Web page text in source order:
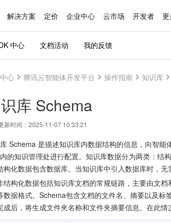
解决方案 定价 企业中心 云市场 开发者 更
中心 文档活动 我的反馈
心 腾讯云智能体开发平台 操作指南 知识库
库 Schema
新时间： 2025-11-07 10:33:21
Schema 是描述知识库内数据结构的信息，向智
的知识管理处进行配置。知识库数据分为两类：结
构化数据包含数据库。当知识库中引入数据库时，无
结构化数据包括知识库文档的常规链路，主要由文
数据格式。Schema包含文档的文件名、摘要以及
成后，将生成文件夹名称和文件夹摘要信息。在此情